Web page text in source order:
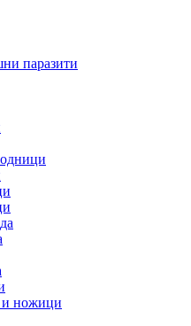
паразити
ножици